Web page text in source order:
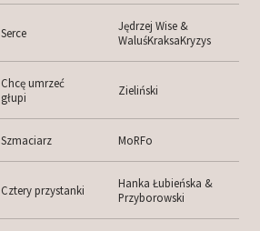
Serce
Jędrzej Wise &
WaluśKraksaKryzys
Chcę umrzeć
głupi
Zieliński
Szmaciarz MoRFo
Cztery przystanki
Hanka Łubieńska &
Przyborowski